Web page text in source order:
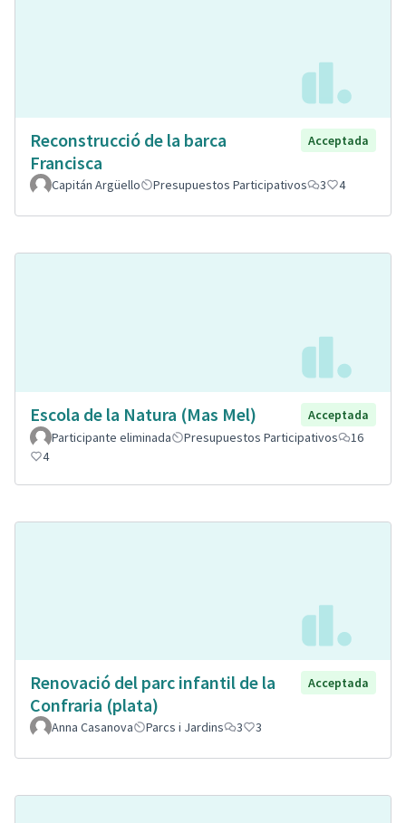
Reconstrucció de la barca
Francisca
Acceptada
Capitán Argüello Presupuestos Participativos 3 4
Escola de la Natura (Mas Mel)
Acceptada
Participante eliminada
Presupuestos Participativos
16
4
Renovació del parc infantil de la
Confraria (plata)
Acceptada
Anna Casanova Parcs i Jardins 3 3